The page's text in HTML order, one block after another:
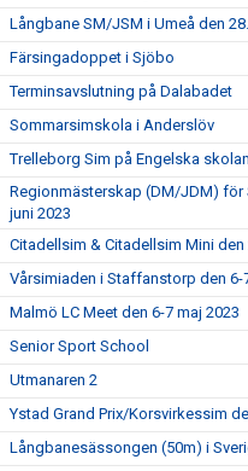
Långbane SM/JSM i Umeå den
Färsingadoppet i Sjöbo
Terminsavslutning på Dalabadet
Sommarsimskola i Anderslöv
Trelleborg Sim på Engelska
Regionmästerskap (DM/JDM) för
juni 2023
Citadellsim & Citadellsim Mini
Vårsimiaden i Staffanstorp den 6-
Malmö LC Meet den 6-7 maj 2023
Senior Sport School
Utmanaren 2
Ystad Grand Prix/Korsvirkessim
Långbanesässongen (50m) i